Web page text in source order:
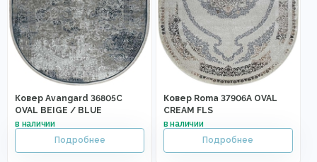
Ковер Avangard 36805C
OVAL BEIGE / BLUE
Ковер Roma 37906A OVAL
CREAM FLS